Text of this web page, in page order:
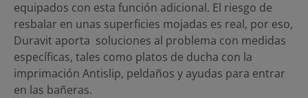
equipados con esta función adicional. El riesgo de
resbalar en unas superficies mojadas es real, por eso,
Duravit aporta soluciones al problema con medidas
específicas, tales como platos de ducha con la
imprimación Antislip, peldaños y ayudas para entrar
en las bañeras.